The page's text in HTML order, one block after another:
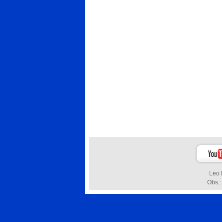
Obs.: